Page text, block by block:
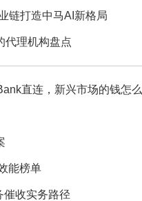
链打造中马AI新格局
代理机构盘点
直连，新兴市场的钱怎么收？
能榜单
催收实务路径